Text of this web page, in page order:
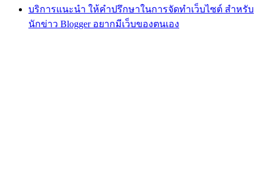
บริการแนะนำ ให้คำปรึกษาในการจัดทำเว็บไซต์ สำหรับ
นักข่าว Blogger อยากมีเว็บของตนเอง